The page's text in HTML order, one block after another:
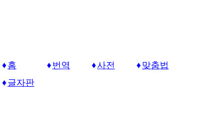
홈 번역 사전
맞춤법
글자판